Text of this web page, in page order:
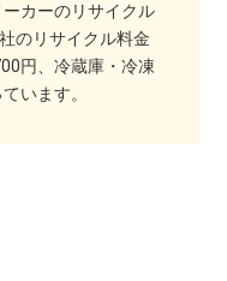
カーのリサイクル
のリサイクル料金
円、冷蔵庫・冷凍
います。